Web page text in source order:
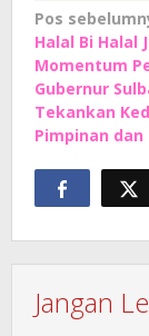
pos
Pos
Halal Bi Halal
Momentum
Gubernur
Tekankan
Pimpinan
Jangan